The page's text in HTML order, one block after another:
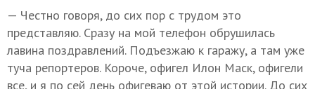
— Честно говоря, до сих пор с трудом это
представляю. Сразу на мой телефон обрушилась
лавина поздравлений. Подъезжаю к гаражу, а там уже
туча репортеров. Короче, офигел Илон Маск, офигели
все, и я по сей день офигеваю от этой истории. До сих